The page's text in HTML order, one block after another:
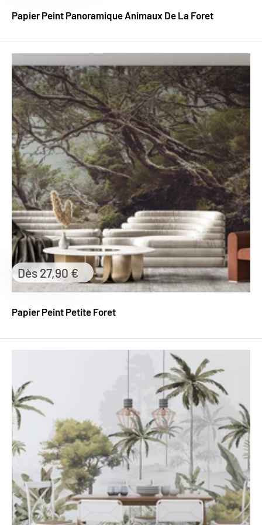
Papier Peint Panoramique Animaux De La Foret
Papier Peint Petite Foret
Prix
réduit
Dès 27,90 €